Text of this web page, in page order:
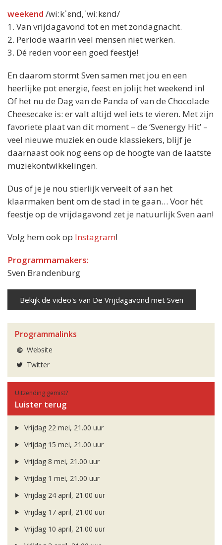
weekend /wiːkˈɛnd,ˈwiːkɛnd/
1. Van vrijdagavond tot en met zondagnacht.
2. Periode waarin veel mensen niet werken.
3. Dé reden voor een goed feestje!
En daarom stormt Sven samen met jou en een
heerlijke pot energie, feest en jolijt het weekend in!
Of het nu de Dag van de Panda of van de Chocolade
Cheesecake is: er valt altijd wel iets te vieren. Met zijn
favoriete plaat van dit moment – de ‘Svenergy Hit’ –
veel nieuwe muziek en oude klassiekers, blijf je
daarnaast ook nog eens op de hoogte van de laatste
muziekontwikkelingen.
Dus of je je nou stierlijk verveelt of aan het
klaarmaken bent om de stad in te gaan… Voor hét
feestje op de vrijdagavond zet je natuurlijk Sven aan!
Volg hem ook op Instagram!
Programmamakers:
Sven Brandenburg
Bekijk de video's van De Vrijdagavond met Sven
Programmalinks
Website
Twitter
Uitzending gemist?
Luister terug
Vrijdag 22 mei, 21.00 uur
Vrijdag 15 mei, 21.00 uur
Vrijdag 8 mei, 21.00 uur
Vrijdag 1 mei, 21.00 uur
Vrijdag 24 april, 21.00 uur
Vrijdag 17 april, 21.00 uur
Vrijdag 10 april, 21.00 uur